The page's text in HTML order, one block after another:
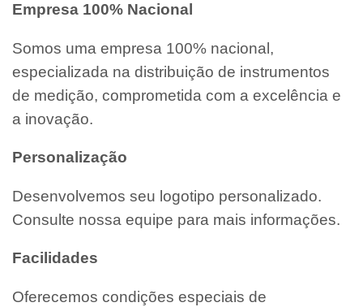
Empresa 100% Nacional
Somos uma empresa 100% nacional,
especializada na distribuição de instrumentos
de medição, comprometida com a excelência e
a inovação.
Personalização
Desenvolvemos seu logotipo personalizado.
Consulte nossa equipe para mais informações.
Facilidades
Oferecemos condições especiais de